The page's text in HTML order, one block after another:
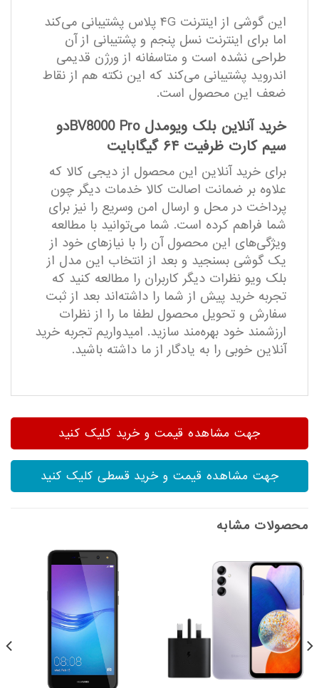
این گوشی از اینترنت ۴G پلاس پشتیبانی می‌کند
اما برای اینترنت نسل پنجم و پشتیبانی از آن
طراحی نشده است و متاسفانه از ورژن قدیمی
اندروید پشتیبانی می‌کند که این نکته هم از نقاط
ضعف این محصول است.
خرید آنلاین بلک ویومدل BV8000 Proدو
سیم کارت ظرفیت ۶۴ گیگابایت
برای خرید آنلاین این محصول از دیجی کالا که
علاوه بر ضمانت اصالت کالا خدمات دیگر چون
پرداخت در محل و ارسال امن وسریع را نیز برای
شما فراهم کرده است. شما می‌توانید با مطالعه
ویژگی‌های این محصول آن را با نیازهای خود از
یک گوشی بسنجید و بعد از انتخاب این مدل از
بلک ویو نظرات دیگر کاربران را مطالعه کنید که
تجربه خرید پیش از شما را داشته‌اند بعد از ثبت
سفارش و تحویل محصول لطفا ما را از نظرات
ارزشمند خود بهره‌مند سازید. امیدواریم تجربه خرید
آنلاین خوبی را به یادگار از ما داشته باشید.
جهت مشاهده قیمت و خرید کلیک کنید
جهت مشاهده قیمت و خرید قسطی کلیک کنید
محصولات مشابه